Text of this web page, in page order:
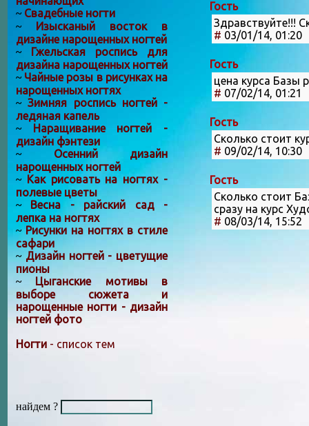
Гость
Здравствуйте!!!
# 03/01/14, 01:20
Гость
цена курса Базы
# 07/02/14, 01:21
Гость
Сколько стоит
# 09/02/14, 10:30
Гость
Сколько стоит
сразу на курс
# 08/03/14, 15:52
~ Свадебные ногти
~ Изысканый восток в
дизайне нарощенных ногтей
~ Гжельская роспись для
дизайна нарощенных ногтей
~ Чайные розы в рисунках на
нарощенных ногтях
~Зимняя роспись ногтей -
ледяная капель
~ Наращивание ногтей -
дизайн фэнтези
~ Осенний дизайн
нарощенных ногтей
~ Как рисовать на ногтях -
полевые цветы
~ Весна - райский сад -
лепка на ногтях
~Рисунки на ногтях в стиле
сафари
~ Дизайн ногтей - цветущие
пионы
~ Цыганские мотивы в
выборе сюжета и
нарощенные ногти - дизайн
ногтей фото
Ногти - список тем
найдем ?